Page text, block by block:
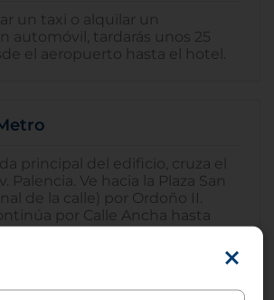
un taxi o alquilar un
automóvil, tardarás unos 25
el aeropuerto hasta el hotel.
principal del edificio, cruza el
Palencia. Ve hacia la Plaza San
de la calle) por Ordoño II.
por Calle Ancha hasta
Al llegar a la catedral, gira a
la Calle Mariano D.
de esta calle está la Plaza